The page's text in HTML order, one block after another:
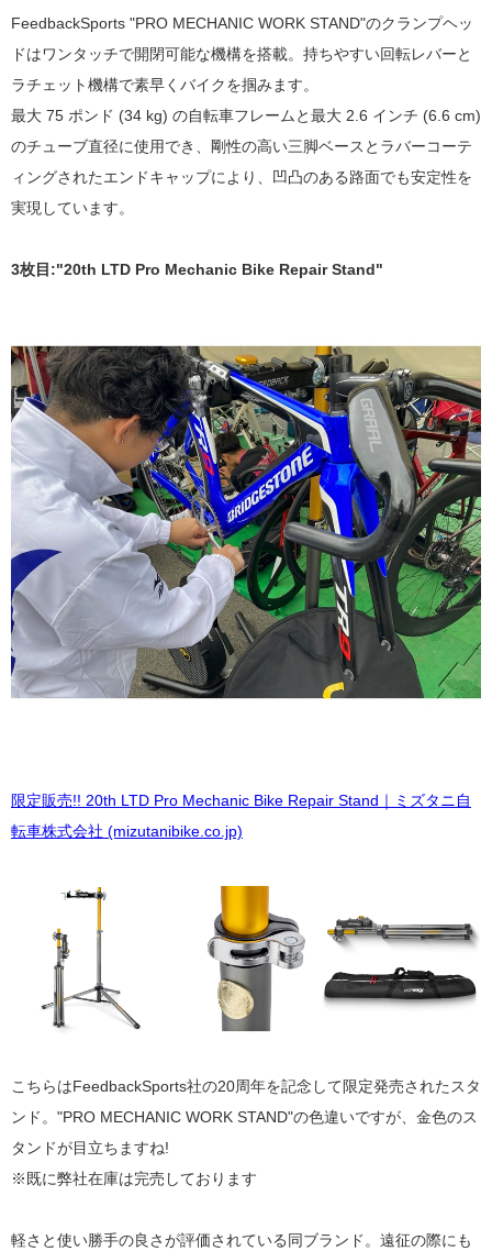
FeedbackSports "PRO MECHANIC WORK STAND"のクランプヘッ
ドはワンタッチで開閉可能な機構を搭載。持ちやすい回転レバーと
ラチェット機構で素早くバイクを掴みます。
最大 75 ポンド (34 kg) の自転車フレームと最大 2.6 インチ (6.6 cm)
のチューブ直径に使用でき、剛性の高い三脚ベースとラバーコーテ
ィングされたエンドキャップにより、凹凸のある路面でも安定性を
実現しています。
3枚目:"20th LTD Pro Mechanic Bike Repair Stand"
限定販売!! 20th LTD Pro Mechanic Bike Repair Stand｜ミズタニ自
転車株式会社 (mizutanibike.co.jp)
こちらはFeedbackSports社の20周年を記念して限定発売されたスタ
ンド。"PRO MECHANIC WORK STAND"の色違いですが、金色のス
タンドが目立ちますね!
※既に弊社在庫は完売しております
軽さと使い勝手の良さが評価されている同ブランド。遠征の際にも